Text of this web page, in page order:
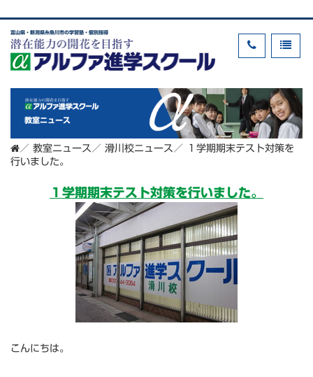
富山県・新潟県糸魚川市の学習塾・個別指導
教室ニュース
／ 教室ニュース ／ 滑川校ニュース ／
１学期期末テスト対策を
行いました。
１学期期末テスト対策を行いました。
こんにちは。